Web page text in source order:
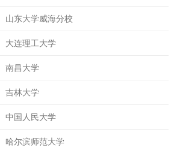
山东大学威海分校
大连理工大学
南昌大学
吉林大学
中国人民大学
哈尔滨师范大学